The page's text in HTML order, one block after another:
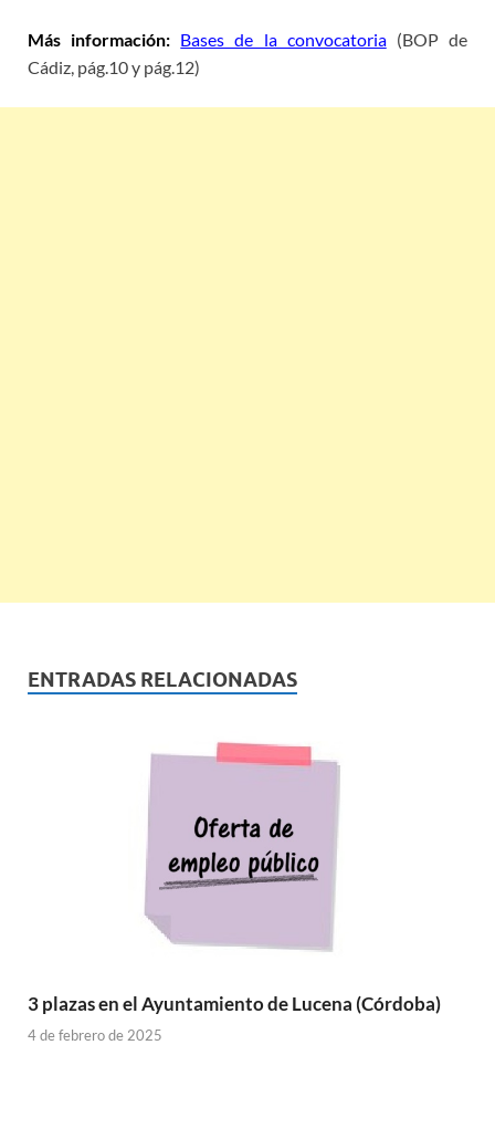
Más información: Bases de la convocatoria(BOP de
Cádiz, pág.10 y pág.12)
ENTRADAS RELACIONADAS
3 plazas en el Ayuntamiento de Lucena (Córdoba)
4 de febrero de 2025